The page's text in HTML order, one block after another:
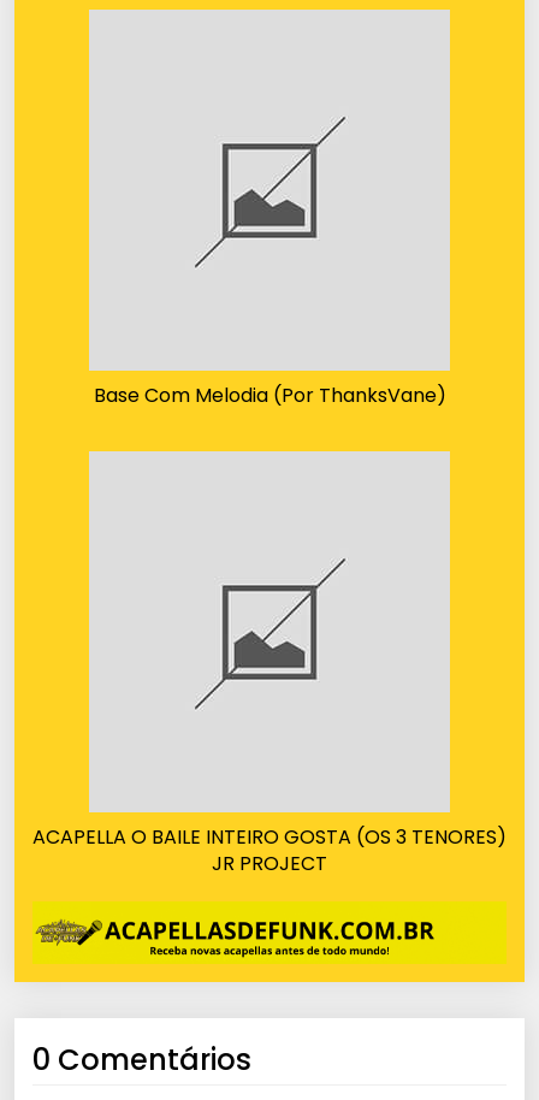
Base Com Melodia (Por ThanksVane)
ACAPELLA O BAILE INTEIRO GOSTA (OS 3 TENORES)
JR PROJECT
0 Comentários